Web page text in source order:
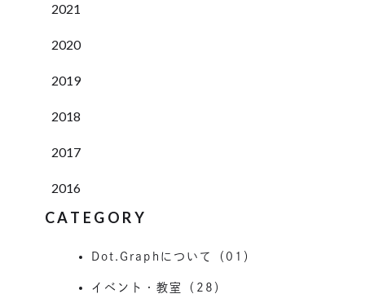
2021
2020
2019
2018
2017
2016
CATEGORY
Dot.Graphについて（01）
イベント・教室（28）